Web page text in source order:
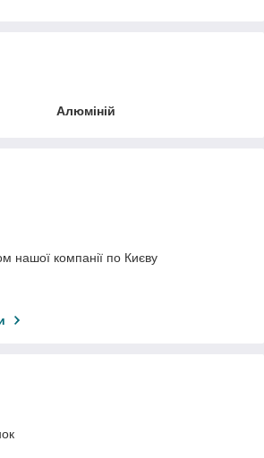
Алюміній
нашої компанії по Києву